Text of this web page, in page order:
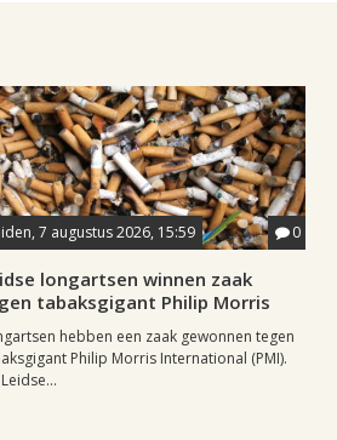
7 augustus 2026, 15:59 0
longartsen winnen zaak
tabaksgigant Philip Morris
hebben een zaak gewonnen tegen
Philip Morris International (PMI).